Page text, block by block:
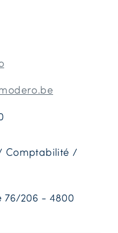
Comptabilité /
76/206 - 4800